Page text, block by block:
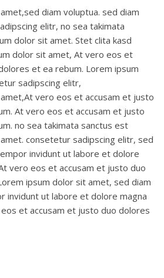
diam voluptua. sed diam
elitr, no sea takimata
dolor sit amet. Stet clita kasd
dolor sit amet, At vero eos et
et ea rebum. Lorem ipsum
sadipscing elitr,
vero eos et accusam et justo
At vero eos et accusam et justo
no sea takimata sanctus est
consetetur sadipscing elitr, sed
invidunt ut labore et dolore
vero eos et accusam et justo duo
ipsum dolor sit amet, sed diam
invidunt ut labore et dolore magna
et accusam et justo duo dolores